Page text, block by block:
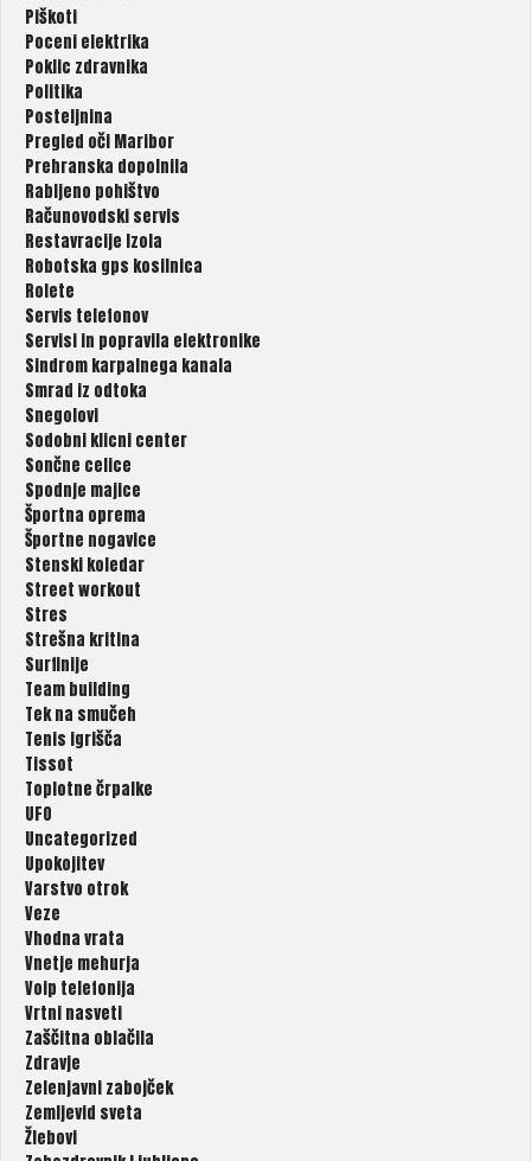
Piškoti
Poceni elektrika
Poklic zdravnika
Politika
Posteljnina
Pregled oči Maribor
Prehranska dopolnila
Rabljeno pohištvo
Računovodski servis
Restavracije Izola
Robotska gps kosilnica
Rolete
Servis telefonov
Servisi in popravila elektronike
Sindrom karpalnega kanala
Smrad iz odtoka
Snegolovi
Sodobni klicni center
Sončne celice
Spodnje majice
Športna oprema
Športne nogavice
Stenski koledar
Street workout
Stres
Strešna kritina
Surfinije
Team building
Tek na smučeh
Tenis igrišča
Tissot
Toplotne črpalke
UFO
Uncategorized
Upokojitev
Varstvo otrok
Veze
Vhodna vrata
Vnetje mehurja
Voip telefonija
Vrtni nasveti
Zaščitna oblačila
Zdravje
Zelenjavni zabojček
Zemljevid sveta
Žlebovi